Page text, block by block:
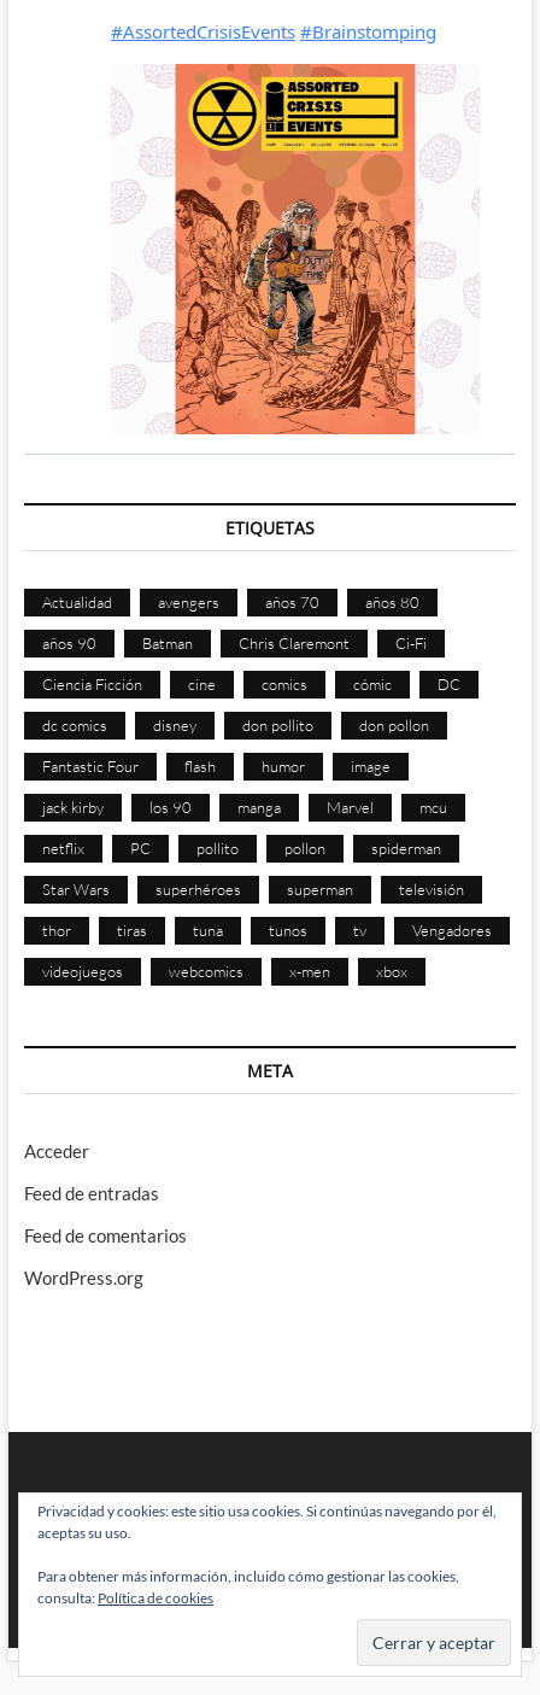
ETIQUETAS
Actualidad avengers años 70 años 80
años 90 Batman Chris Claremont Ci-Fi
Ciencia Ficción cine comics cómic DC
dc comics disney don pollito don pollon
Fantastic Four flash humor image
jack kirby los 90 manga Marvel mcu
netflix PC pollito pollon spiderman
Star Wars superhéroes superman televisión
thor tiras tuna tunos tv Vengadores
videojuegos webcomics x-men xbox
META
Acceder
Feed de entradas
Feed de comentarios
WordPress.org
BRAINSTOMPING| Diseñado por:Theme Freesia|WordPress| © Todos
los derechos reservados
Privacidad y cookies: este sitio usa cookies. Si continúas navegando por él,
aceptas su uso.
Para obtener más información, incluido cómo gestionar las cookies,
consulta: Política de cookies